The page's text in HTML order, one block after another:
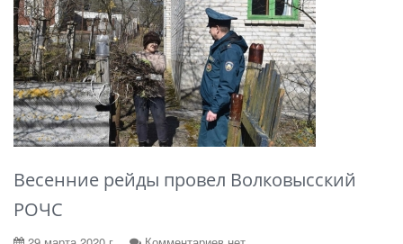
Весенние рейды провел Волковысский
РОЧС